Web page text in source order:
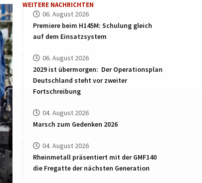
WEITERE NACHRICHTEN
06. August 2026
Premiere beim H145M: Schulung gleich
auf dem Einsatzsystem
06. August 2026
2029 ist übermorgen: Der Operationsplan
Deutschland steht vor zweiter
Fortschreibung
04. August 2026
Marsch zum Gedenken 2026
04. August 2026
Rheinmetall präsentiert mit der GMF140
die Fregatte der nächsten Generation